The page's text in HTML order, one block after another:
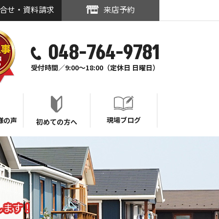
せ・資料請求 来店予約
048-764-9781
受付時間／9:00～18:00（定休日 日曜日）
の声 初めての方へ 現場ブログ
す！